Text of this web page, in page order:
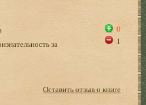
за
0
1
Оставить отзыв о книге